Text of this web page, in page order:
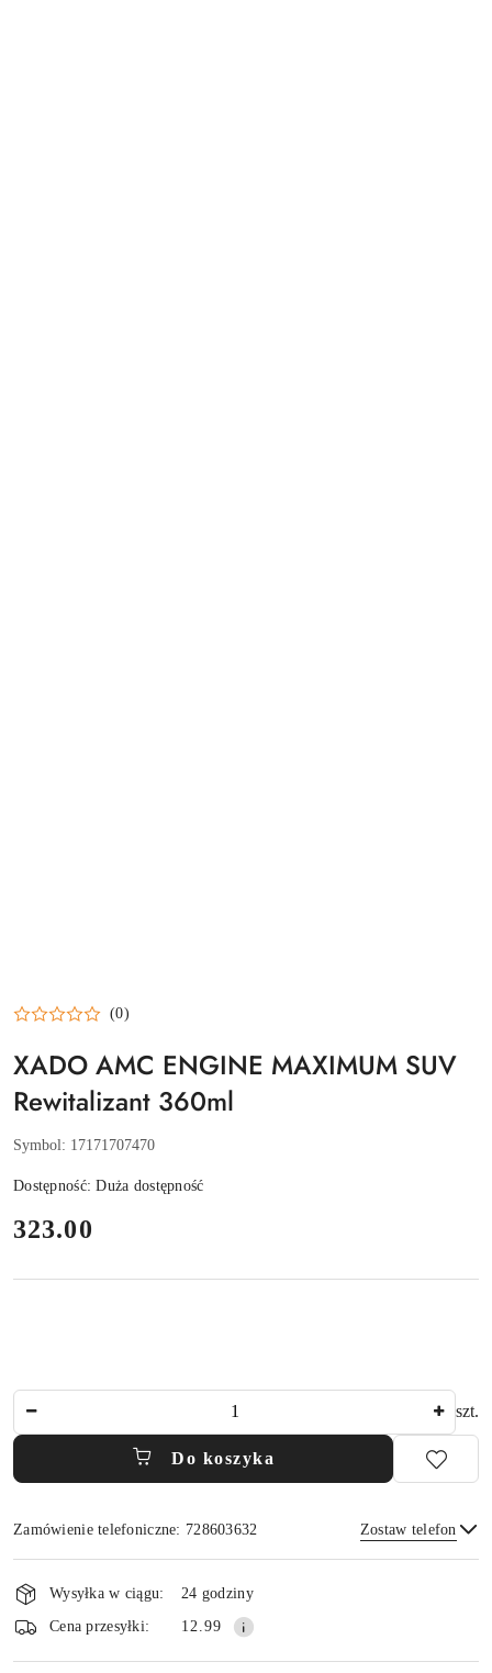
(0)
XADO AMC ENGINE MAXIMUM SUV
Rewitalizant 360ml
Symbol: 17171707470
Dostępność:Duża dostępność
cena:
323.00
szt.
Do koszyka
Zamówienie telefoniczne: 728603632 Zostaw telefon
Wyślij
Dostępność
i
dostawa
Wysyłka w ciągu:
24 godziny
Cena przesyłki:
12.99